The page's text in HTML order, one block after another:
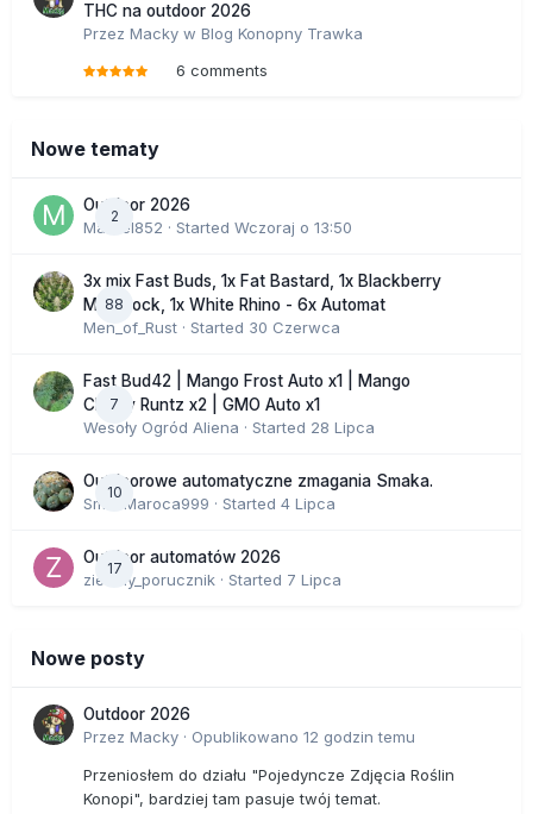
THC na outdoor 2026
Przez Macky w Blog Konopny Trawka
6 comments
Nowe tematy
2
Outdoor 2026
Marcel852 · Started Wczoraj o 13:50
88
3x mix Fast Buds, 1x Fat Bastard, 1x Blackberry
Moonrock, 1x White Rhino - 6x Automat
Men_of_Rust · Started 30 Czerwca
7
Fast Bud42 | Mango Frost Auto x1 | Mango
Cherry Runtz x2 | GMO Auto x1
Wesoły Ogród Aliena · Started 28 Lipca
10
Outdoorowe automatyczne zmagania Smaka.
SmakMaroca999 · Started 4 Lipca
17
Outdoor automatów 2026
zielony_porucznik · Started 7 Lipca
Nowe posty
Outdoor 2026
Przez Macky · Opublikowano 12 godzin temu
Przeniosłem do działu "Pojedyncze Zdjęcia Roślin
Konopi", bardziej tam pasuje twój temat.